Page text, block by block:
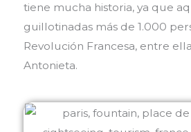
tiene mucha historia, ya que
guillotinadas más de 1.000
Revolución Francesa, entre
Antonieta.